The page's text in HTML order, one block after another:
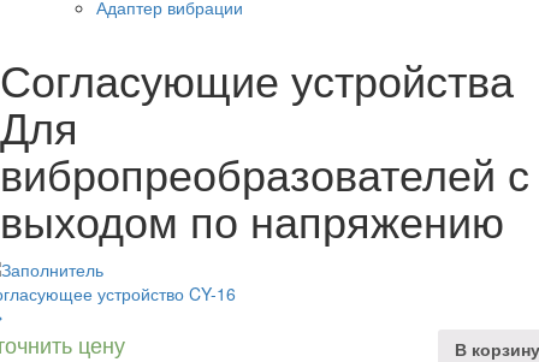
Адаптер вибрации
Согласующие устройства
Для
вибропреобразователей с
выходом по напряжению
устройство CY-16
В корзину
цену